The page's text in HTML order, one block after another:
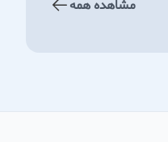
مشاهده همه